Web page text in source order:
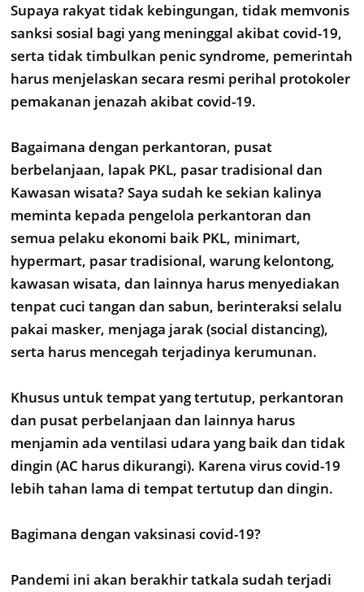
Supaya rakyat tidak kebingungan, tidak memvonis
sanksi sosial bagi yang meninggal akibat covid-19,
serta tidak timbulkan penic syndrome, pemerintah
harus menjelaskan secara resmi perihal protokoler
pemakanan jenazah akibat covid-19.
Bagaimana dengan perkantoran, pusat
berbelanjaan, lapak PKL, pasar tradisional dan
Kawasan wisata? Saya sudah ke sekian kalinya
meminta kepada pengelola perkantoran dan
semua pelaku ekonomi baik PKL, minimart,
hypermart, pasar tradisional, warung kelontong,
kawasan wisata, dan lainnya harus menyediakan
tenpat cuci tangan dan sabun, berinteraksi selalu
pakai masker, menjaga jarak (social distancing),
serta harus mencegah terjadinya kerumunan.
Khusus untuk tempat yang tertutup, perkantoran
dan pusat perbelanjaan dan lainnya harus
menjamin ada ventilasi udara yang baik dan tidak
dingin (AC harus dikurangi). Karena virus covid-19
lebih tahan lama di tempat tertutup dan dingin.
Bagimana dengan vaksinasi covid-19?
Pandemi ini akan berakhir tatkala sudah terjadi